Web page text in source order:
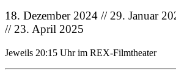
18. Dezember 2024 // 29. Januar
// 23. April 2025
Jeweils 20:15 Uhr im REX-Filmtheater